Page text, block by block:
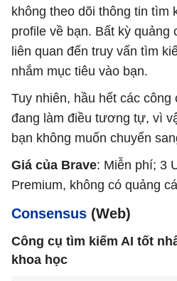
không theo dõi thông tin tìm
profile về bạn. Bất kỳ quảng
liên quan đến truy vấn tìm
nhắm mục tiêu vào bạn.
Tuy nhiên, hầu hết các
đang làm điều tương tự, vì
bạn không muốn chuyển
Giá của Brave: Miễn phí; 3
Premium, không có quảng
Consensus (Web)
Công cụ tìm kiếm AI tốt
khoa học